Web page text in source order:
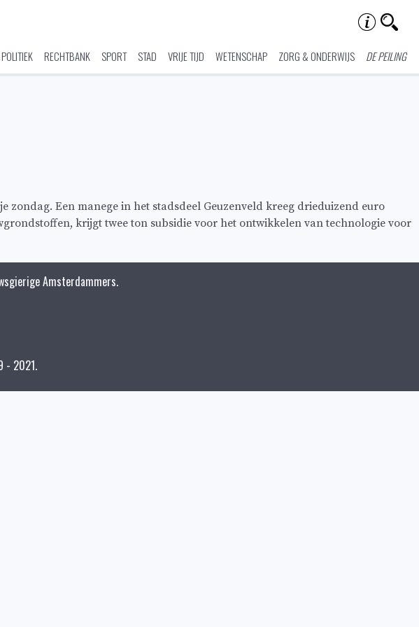
POLITIEK RECHTBANK SPORT STAD VRIJE TIJD WETENSCHAP ZORG & ONDERWIJS DE PEILING
zondag. Een manege in het stadsdeel Geuzenveld kreeg drieduizend euro
krijgt twee ton subsidie voor het ontwikkelen van technologie voor
Amsterdammers.
- 2021.